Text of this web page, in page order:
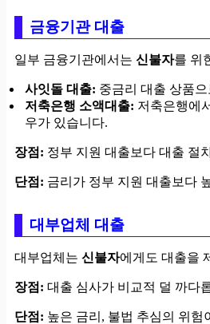
금융기관 대출
일부 금융기관에서는 신불자를 위
사잇돌 대출: 중금리 대출 상품
저축은행 소액대출: 저축은행에
우가 있습니다.
장점: 정부 지원 대출보다 대출 절
단점: 금리가 정부 지원 대출보다
대부업체 대출
대부업체는 신불자에게도 대출을
장점: 대출 심사가 비교적 덜 까다
단점: 높은 금리, 불법 추심의 위험